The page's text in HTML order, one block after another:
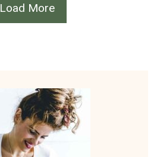
Load More